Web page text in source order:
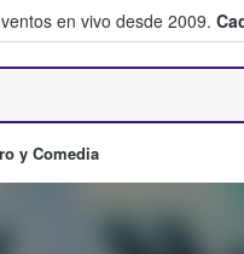
en vivo desde 2009.
y venden
y Comedia